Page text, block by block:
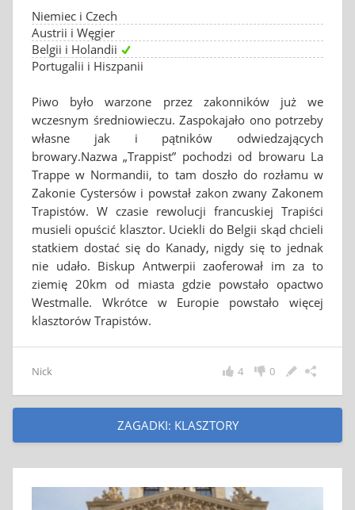
Niemiec i Czech
Austrii i Węgier
Belgii i Holandii
Portugalii i Hiszpanii
Piwo było warzone przez zakonników już we
wczesnym średniowieczu. Zaspokajało ono potrzeby
własne jak i pątników odwiedzających
browary.Nazwa „Trappist” pochodzi od browaru La
Trappe w Normandii, to tam doszło do rozłamu w
Zakonie Cystersów i powstał zakon zwany Zakonem
Trapistów. W czasie rewolucji francuskiej Trapiści
musieli opuścić klasztor. Uciekli do Belgii skąd chcieli
statkiem dostać się do Kanady, nigdy się to jednak
nie udało. Biskup Antwerpii zaoferował im za to
ziemię 20km od miasta gdzie powstało opactwo
Westmalle. Wkrótce w Europie powstało więcej
klasztorów Trapistów.
Nick 0
4
ZAGADKI: KLASZTORY